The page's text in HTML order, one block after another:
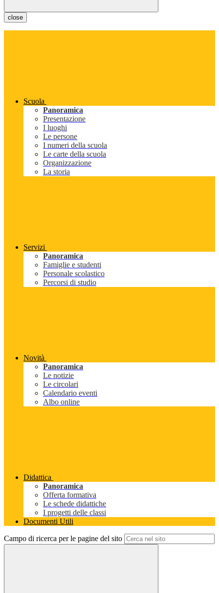
close
Scuola
Panoramica
Presentazione
I luoghi
Le persone
I numeri della scuola
Le carte della scuola
Organizzazione
La storia
Servizi
Panoramica
Famiglie e studenti
Personale scolastico
Percorsi di studio
Novità
Panoramica
Le notizie
Le circolari
Calendario eventi
Albo online
Didattica
Panoramica
Offerta formativa
Le schede didattiche
I progetti delle classi
Documenti Utili
Campo di ricerca per le pagine del sito